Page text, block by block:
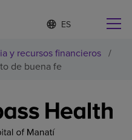
Lista
de
contraída
d
o
m
e
c
y recursos financieros /
de buena fe